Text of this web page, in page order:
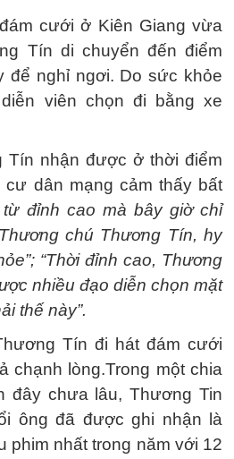
cưới ở Kiên Giang vừa
Tín di chuyển đến điểm
để nghỉ ngơi. Do sức khỏe
viên chọn đi bằng xe
Tín nhận được ở thời điểm
cư dân mạng cảm thấy bất
đỉnh cao mà bây giờ chỉ
chú Thương Tín, hy
“Thời đỉnh cao, Thương
nhiều đạo diễn chọn mặt
thế này”.
Tín đi hát đám cưới
chạnh lòng.Trong một chia
đây chưa lâu, Thương Tin
ông đã được ghi nhận là
phim nhất trong năm với 12